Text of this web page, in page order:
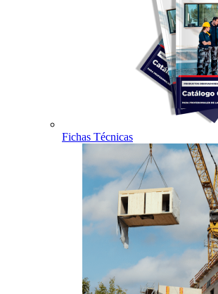
Fichas Técnicas